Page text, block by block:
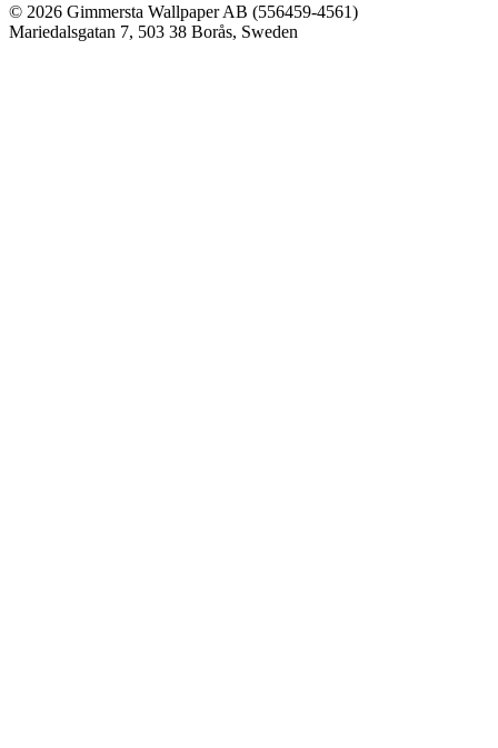
© 2026 Gimmersta Wallpaper AB (556459-4561)
Mariedalsgatan 7, 503 38 Borås, Sweden